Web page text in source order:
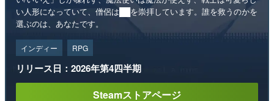
い人形になっていて、僧侶は██を崇拝しています。誰を救うのかを
選ぶのは、あなたです。
インディー RPG
リリース日：2026年第4四半期
Steamストアページ